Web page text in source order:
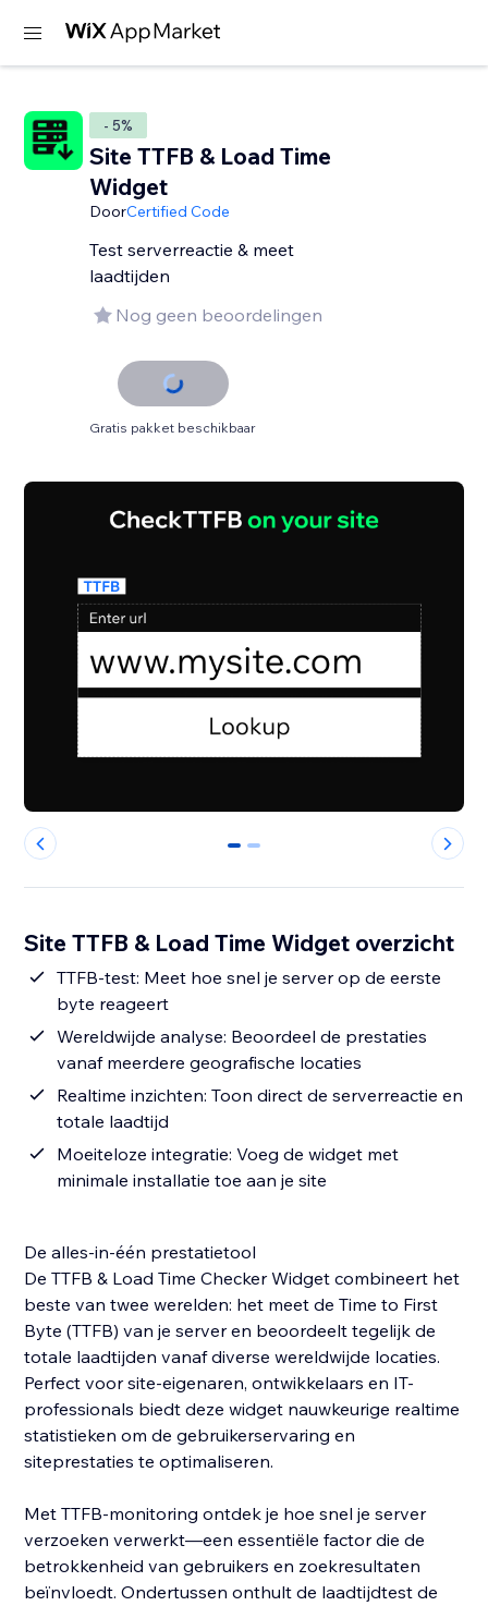
- 5%
Site TTFB & Load Time
Widget
DoorCertified Code
Test serverreactie & meet
laadtijden
Nog geen beoordelingen
Gratis pakket beschikbaar
0 1
Site TTFB & Load Time Widget overzicht
TTFB-test: Meet hoe snel je server op de eerste
byte reageert
Wereldwijde analyse: Beoordeel de prestaties
vanaf meerdere geografische locaties
Realtime inzichten: Toon direct de serverreactie en
totale laadtijd
Moeiteloze integratie: Voeg de widget met
minimale installatie toe aan je site
De alles-in-één prestatietool
De TTFB & Load Time Checker Widget combineert het
beste van twee werelden: het meet de Time to First
Byte (TTFB) van je server en beoordeelt tegelijk de
totale laadtijden vanaf diverse wereldwijde locaties.
Perfect voor site-eigenaren, ontwikkelaars en IT-
professionals biedt deze widget nauwkeurige realtime
statistieken om de gebruikerservaring en
siteprestaties te optimaliseren.
Met TTFB-monitoring ontdek je hoe snel je server
verzoeken verwerkt—een essentiële factor die de
betrokkenheid van gebruikers en zoekresultaten
beïnvloedt. Ondertussen onthult de laadtijdtest de